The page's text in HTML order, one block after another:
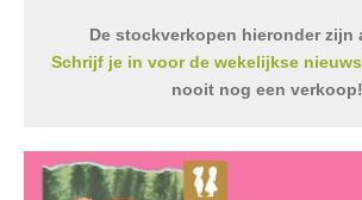
De stockverkopen hieronder zijn
Schrijf je in voor de wekelijkse
nooit nog een verkoop!